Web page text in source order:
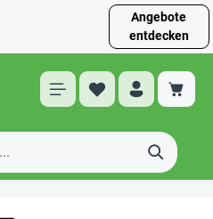
Angebote
entdecken